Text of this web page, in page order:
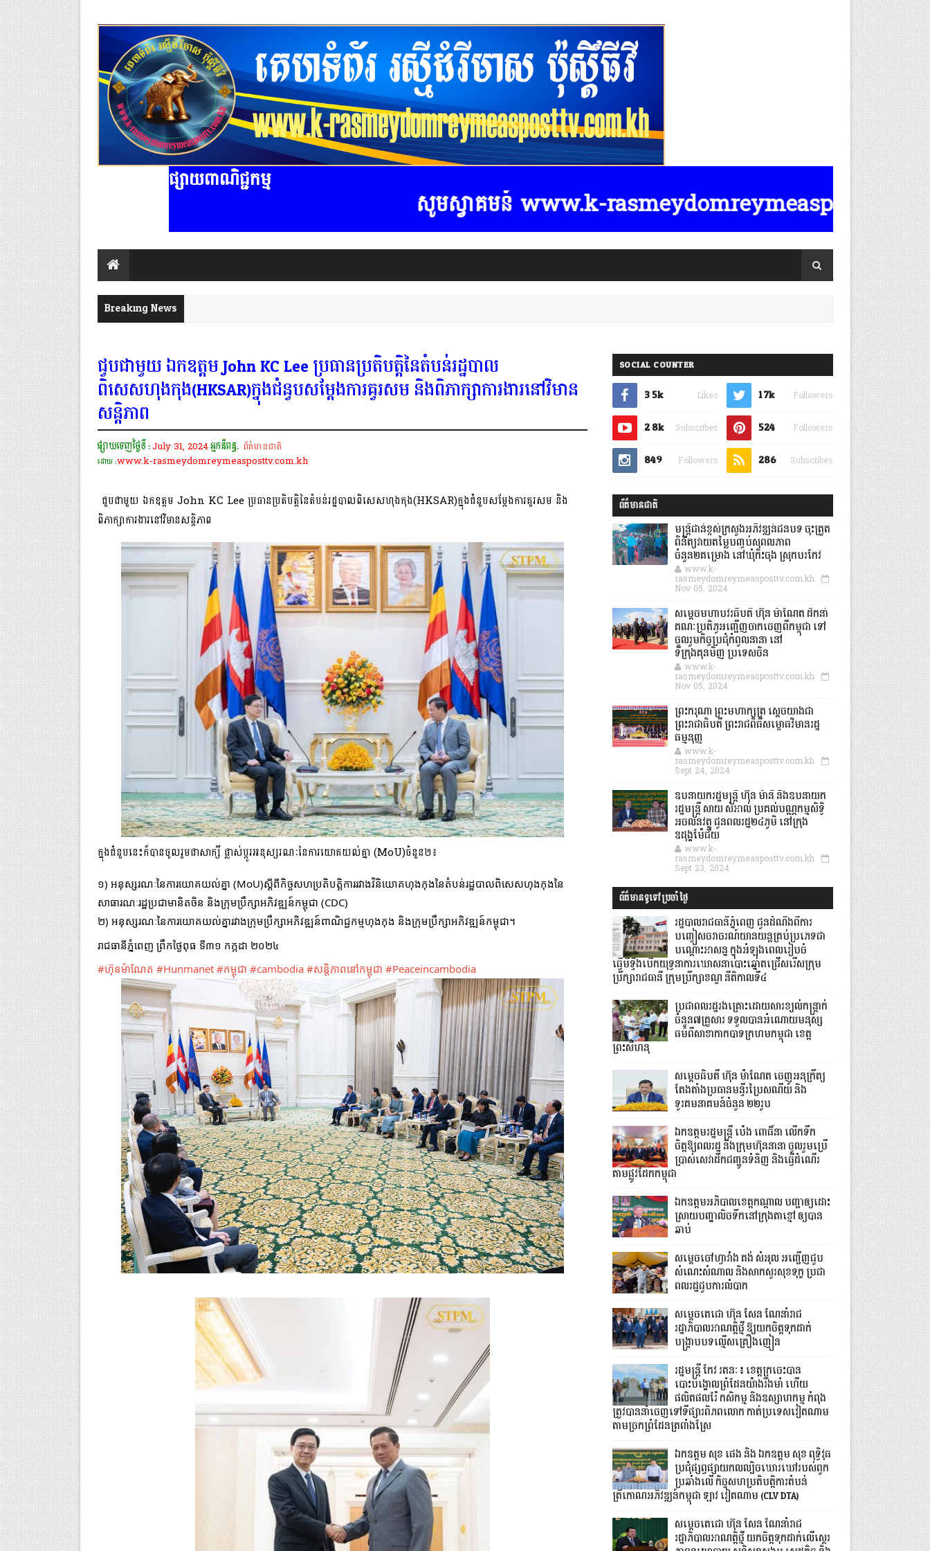
ផ្សាយពាណិជ្ជកម្ម
សូមស្វាគមន៍ www.k-rasmeydomreymeasposttv.com.kh ម
Breaking News
ជួបជាមួយ ឯកឧត្តម John KC Lee ប្រធានប្រតិបត្តិនៃតំបន់រដ្ឋបាល
ពិសេសហុងកុង(HKSAR)ក្នុងជំនួបសម្ដែងការគួរសម និងពិភាក្សាការងារនៅវិមាន
សន្តិភាព
ផ្សាយចេញថ្ងៃទី :July 31, 2024អ្នកនិពន្ធ. ព័ត៌មានជាតិ
ដោយ :www.k-rasmeydomreymeasposttv.com.kh
ជួបជាមួយ ឯកឧត្តម John KC Lee ប្រធានប្រតិបត្តិនៃតំបន់រដ្ឋបាលពិសេសហុងកុង(HKSAR)ក្នុងជំនួបសម្ដែងការគួរសម និង
ពិភាក្សាការងារនៅវិមានសន្តិភាព
ក្នុងជំនួបនេះក៏បានចូលរួមជាសាក្សី ផ្លាស់ប្តូរអនុស្សរណៈនៃការយោគយល់គ្នា (MoU)ចំនួន២៖
១) អនុស្សរណៈនៃការយោគយល់គ្នា (MoU)ស្តីពីកិច្ចសហប្រតិបត្តិការរវាងវិនិយោគហុងកុងនៃតំបន់រដ្ឋបាលពិសេសហុងកុងនៃ
សាធារណៈរដ្ឋប្រជាមានិតចិន និងក្រុមប្រឹក្សាអភិវឌ្ឍន៍កម្ពុជា (CDC)
២) អនុស្សរណៈនៃការយោគយល់គ្នារវាងក្រុមប្រឹក្សាអភិវឌ្ឍន៍ពាណិជ្ជកម្មហុងកុង និងក្រុមប្រឹក្សាអភិវឌ្ឍន៍កម្ពុជា។
រាជធានីភ្នំពេញ ព្រឹកថ្ងៃពុធ ទី៣១ កក្កដា ២០២៤
#ហ៊ុនម៉ាណែត #Hunmanet #កម្ពុជា #cambodia #សន្តិភាពនៅកម្ពុជា #Peaceincambodia
SOCIAL COUNTER
3.5k Likes 1.7k Followers
2.8k Subscribes 524 Followers
849 Followers 286 Subscribes
ព័ត៌មានជាតិ
មន្ត្រីជាន់ខ្ពស់ក្រសួងអភិវឌ្ឍន៍ជនបទ ចុះត្រួត
ពិនិត្យវាយតម្លៃបញ្ចប់សុពលភាព
ចំនួន២គម្រោង នៅឃុំកិះចុង ស្រុកបរកែវ
www.k-
rasmeydomreymeasposttv.com.kh
Nov 05, 2024
សម្តេចមហាបវរធិបតី ហ៊ុន ម៉ាណែត ដឹកនាំ
គណៈប្រតិភូអញ្ជើញចាកចេញពីកម្ពុជា ទៅ
ចូលរួមកិច្ចប្រជុំកំពូលនានា នៅ
ទីក្រុងគុនមិញ ប្រទេសចិន
www.k-
rasmeydomreymeasposttv.com.kh
Nov 05, 2024
ព្រះករុណា ព្រះមហាក្សត្រ ស្តេចយាងជា
ព្រះរាជាធិបតី ព្រះរាជពិធីសម្ពោធវិមានរដ្ឋ
ធម្មនុញ្ញ
www.k-
rasmeydomreymeasposttv.com.kh
Sept 24, 2024
ឧបនាយករដ្ឋមន្ដ្រី ហ៊ុន ម៉ានី និងឧបនាយក
រដ្ឋមន្ដ្រី សាយ សំអាល់ ប្រគល់បណ្ណកម្មសិទ្ធិ
អចលនវត្ថុ ជូនពលរដ្ឋ២៤ភូមិ នៅក្រុង
ឧដុង្គម៉ែជ័យ
www.k-
rasmeydomreymeasposttv.com.kh
Sept 23, 2024
ព័ត៌មានទូទៅប្រចាំថ្ងៃ
រដ្ឋបាលរាជធានីភ្នំពេញ ជូនដំណឹងពីការ
បញ្ចៀសចរាចរណ៍យានយន្តគ្រប់ប្រភេទជា
បណ្តោះអាសន្ន ក្នុងអំឡុងពេលរៀបចំ
ធ្វើមីទ្ទីងបើកយុទ្ធនាការឃោសនាបោះឆ្នោតជ្រើសរើសក្រុម
ប្រឹក្សារាជធានី ក្រុមប្រឹក្សាខណ្ឌ នីតិកាលទី៤
ប្រជាពលរដ្ឋរងគ្រោះដោយសារខ្យល់កន្ត្រាក់
ចំនួន៧គ្រួសារ ទទួលបានអំណោយមនុស្ស
ធម៌ពីសាខាកាកបាទក្រហមកម្ពុជា ខេត្ត
ព្រះសីហនុ
សម្តេចធិបតី ហ៊ុន ម៉ាណែត ចេញអនុក្រឹត្យ
តែងតាំងប្រធានមន្ទីរប្រៃសណីយ៍ និង
ទូរគមនាគមន៍ចំនួន ២២រូប
ឯកឧត្តមរដ្ឋមន្ត្រី ប៉េង ពោធិ៍នា លើកទឹក
ចិត្តឱ្យពលរដ្ឋ និងក្រុមហ៊ុននានា ចូលរួមប្រើ
ប្រាស់សេវាដឹកជញ្ជូនទំនិញ និងធ្វើដំណើរ
តាមផ្លូវដែកកម្ពុជា
ឯកឧត្តមអភិបាលខេត្តកណ្ដាល បញ្ជាឲ្យដោះ
ស្រាយបញ្ហាលិចទឹកនៅក្រុងតាខ្មៅ ឲ្យបាន
ឆាប់
សម្តេចចៅហ្វាវាំង គង់ សំអុល អញ្ជើញជួប
សំណេះសំណាល និងសាកសួរសុខទុក្ខ ប្រជា
ពលរដ្ឋជួបការលំបាក
សម្តេចតេជោ ហ៊ុន សែន ណែនាំរាជ
រដ្ឋាភិបាលអាណត្តិថ្មី ឱ្យយកចិត្តទុកដាក់
បង្ក្រាបបទល្មើសគ្រឿងញៀន
រដ្ឋមន្ត្រី កែវ រតនៈ៖ ខេត្តក្រចេះបាន
បោះបង្គោលព្រំដែនយ៉ាងរឹងមាំ ហើយ
ផលិតផលរ៉ែ កសិកម្ម និងឧស្សាហកម្ម កំពុង
ត្រូវបាននាំចេញទៅទីផ្សារពិភពលោក កាត់ប្រទេសវៀតណាម
តាមច្រកព្រំដែនត្រពាំងស្រែ
ឯកឧត្តម សុខ ផេង និង ឯកឧត្តម សុខ ពុទ្ធិវុធ
ប្រជុំផ្សព្វផ្សាយកលល្បិចឃោរឃៅរបស់ពួក
ប្រឆាំងលើ កិច្ចសហប្រតិបត្តិការតំបន់
ត្រីកោណអភិវឌ្ឍន៍កម្ពុជា ឡាវ វៀតណាម (CLV DTA)
សម្តេចតេជោ ហ៊ុន សែន ណែនាំរាជ
រដ្ឋាភិបាលអាណត្តិថ្មី យកចិត្តទុកដាក់លើស្ថេរ